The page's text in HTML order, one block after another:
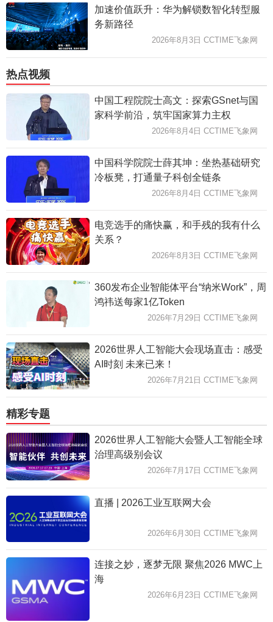
加速价值跃升：华为解锁数智化转型服
务新路径
2026年8月3日 CCTIME飞象网
热点视频
中国工程院院士高文：探索GSnet与国
家科学前沿，筑牢国家算力主权
2026年8月4日 CCTIME飞象网
中国科学院院士薛其坤：坐热基础研究
冷板凳，打通量子科创全链条
2026年8月4日 CCTIME飞象网
电竞选手的痛快赢，和手残的我有什么
关系？
2026年8月3日 CCTIME飞象网
360发布企业智能体平台“纳米Work”，周
鸿祎送每家1亿Token
2026年7月29日 CCTIME飞象网
2026世界人工智能大会现场直击：感受
AI时刻 未来已来！
2026年7月21日 CCTIME飞象网
精彩专题
2026世界人工智能大会暨人工智能全球
治理高级别会议
2026年7月17日 CCTIME飞象网
直播 | 2026工业互联网大会
2026年6月30日 CCTIME飞象网
连接之妙，逐梦无限 聚焦2026 MWC上
海
2026年6月23日 CCTIME飞象网